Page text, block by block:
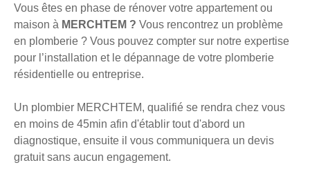
Vous êtes en phase de rénover votre appartement ou
maison à MERCHTEM ? Vous rencontrez un problème
en plomberie ? Vous pouvez compter sur notre expertise
pour l’installation et le dépannage de votre plomberie
résidentielle ou entreprise.
Un plombier MERCHTEM, qualifié se rendra chez vous
en moins de 45min afin d'établir tout d'abord un
diagnostique, ensuite il vous communiquera un devis
gratuit sans aucun engagement.